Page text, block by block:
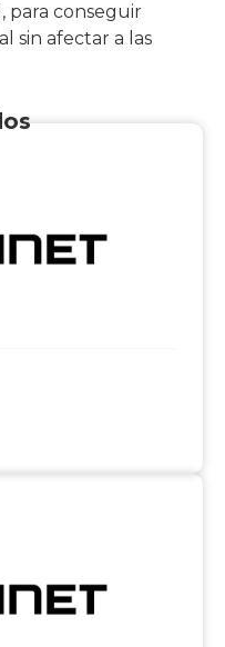
para conseguir
sin afectar a las